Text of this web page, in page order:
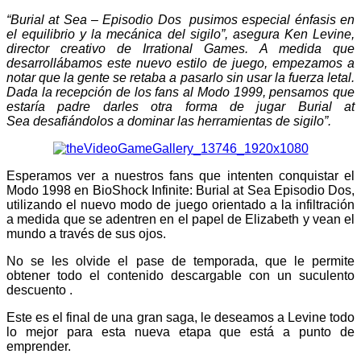
“Burial at Sea – Episodio Dos pusimos especial énfasis en
el equilibrio y la mecánica del sigilo”, asegura Ken Levine,
director creativo de Irrational Games. A medida que
desarrollábamos este nuevo estilo de juego, empezamos a
notar que la gente se retaba a pasarlo sin usar la fuerza letal.
Dada la recepción de los fans al Modo 1999, pensamos que
estaría padre darles otra forma de jugar Burial at
Sea desafiándolos a dominar las herramientas de sigilo”.
Esperamos ver a nuestros fans que intenten conquistar el
Modo 1998 en BioShock Infinite: Burial at Sea Episodio Dos,
utilizando el nuevo modo de juego orientado a la infiltración
a medida que se adentren en el papel de Elizabeth y vean el
mundo a través de sus ojos.
No se les olvide el pase de temporada, que le permite
obtener todo el contenido descargable con un suculento
descuento .
Este es el final de una gran saga, le deseamos a Levine todo
lo mejor para esta nueva etapa que está a punto de
emprender.